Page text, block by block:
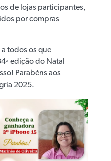
de lojas participantes,
por compras
todos os que
edição do Natal
Parabéns aos
2025.